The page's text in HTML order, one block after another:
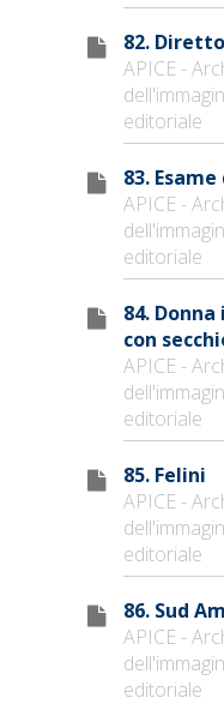
82.
APICE -
editoriale
83.
APICE -
editoriale
84.
con
APICE -
editoriale
85. Felini
APICE -
editoriale
86. Sud
APICE -
editoriale